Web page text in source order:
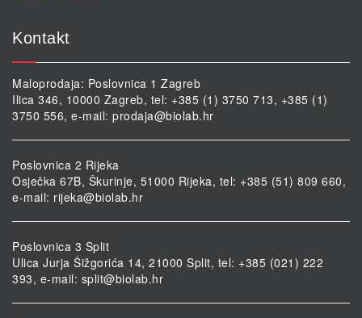
Kontakt
Maloprodaja: Poslovnica 1 Zagreb
Ilica 346, 10000 Zagreb, tel: +385 (1) 3750 713, +385 (1)
3750 556, e-mail: prodaja@biolab.hr
Poslovnica 2 Rijeka
Osječka 67B, Škurinje, 51000 Rijeka, tel: +385 (51) 809 660,
e-mail: rijeka@biolab.hr
Poslovnica 3 Split
Ulica Jurja Šižgorića 14, 21000 Split, tel: +385 (021) 222
393, e-mail: split@biolab.hr